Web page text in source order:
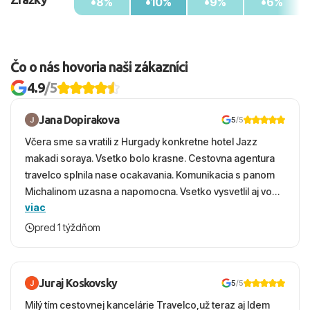
Vzdialenosti od
Centra mesta: 1 km
Nákupných možností: 0 m v okolí hotela
Čo o nás hovoria naši zákazníci
4.9/5
Jana Dopirakova 5/5
Včera sme sa vratili z Hurgady konkretne hotel Jazz
makadi soraya. Vsetko bolo krasne. Cestovna agentura
travelco splnila nase ocakavania. Komunikacia s panom
Michalinom uzasna a napomocna. Vsetko vysvetlil aj vo
vecernych hodinach zaco sa ospravedlnujem. Hotel
krasny, cisty. Sluzby top. Strava, prostredie, more,
viac
pred 1 týždňom
Juraj Koskovsky 5/5
Milý tím cestovnej kancelárie Travelco,už teraz aj Idem